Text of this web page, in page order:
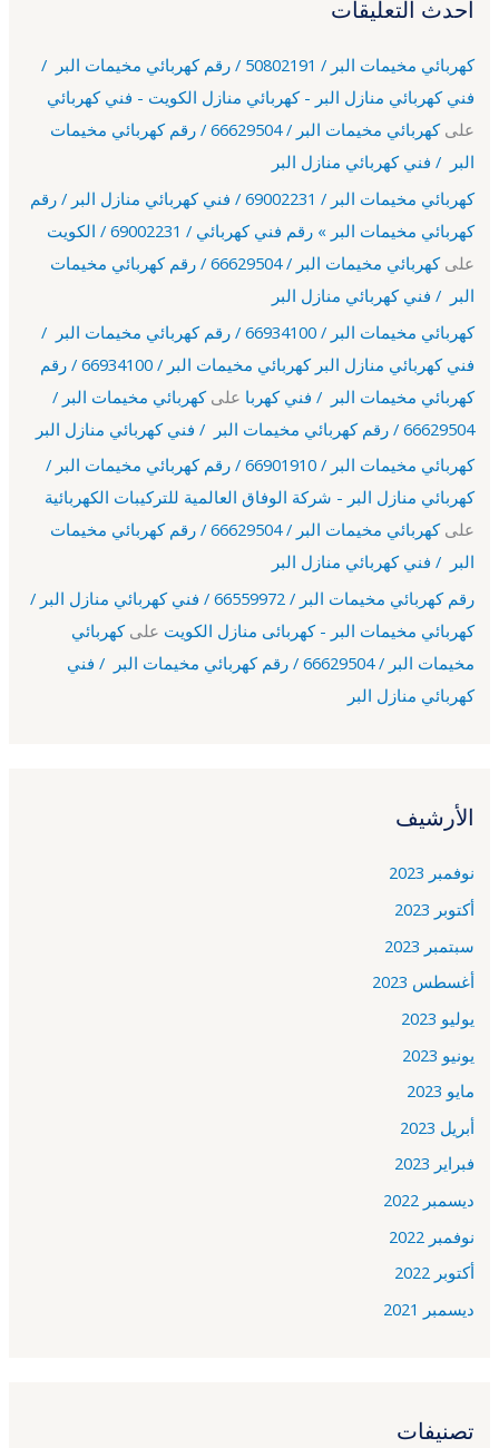
أحدث التعليقات
كهربائي مخيمات البر / 50802191 / رقم كهربائي مخيمات البر /
فني كهربائي منازل البر - كهربائي منازل الكويت - فني كهربائي
على
كهربائي مخيمات البر / 66629504 / رقم كهربائي مخيمات
البر / فني كهربائي منازل البر
كهربائي مخيمات البر / 69002231 / فني كهربائي منازل البر / رقم
كهربائي مخيمات البر » رقم فني كهربائي / 69002231 / الكويت
على
كهربائي مخيمات البر / 66629504 / رقم كهربائي مخيمات
البر / فني كهربائي منازل البر
كهربائي مخيمات البر / 66934100 / رقم كهربائي مخيمات البر /
فني كهربائي منازل البر كهربائي مخيمات البر / 66934100 / رقم
كهربائي مخيمات البر / فني كهربا علىكهربائي مخيمات البر /
66629504 / رقم كهربائي مخيمات البر / فني كهربائي منازل البر
كهربائي مخيمات البر / 66901910 / رقم كهربائي مخيمات البر /
كهربائي منازل البر - شركة الوفاق العالمية للتركيبات الكهربائية
على
كهربائي مخيمات البر / 66629504 / رقم كهربائي مخيمات
البر / فني كهربائي منازل البر
رقم كهربائي مخيمات البر / 66559972 / فني كهربائي منازل البر /
كهربائي مخيمات البر - كهربائى منازل الكويت علىكهربائي
مخيمات البر / 66629504 / رقم كهربائي مخيمات البر / فني
كهربائي منازل البر
الأرشيف
نوفمبر 2023
أكتوبر 2023
سبتمبر 2023
أغسطس 2023
يوليو 2023
يونيو 2023
مايو 2023
أبريل 2023
فبراير 2023
ديسمبر 2022
نوفمبر 2022
أكتوبر 2022
ديسمبر 2021
تصنيفات